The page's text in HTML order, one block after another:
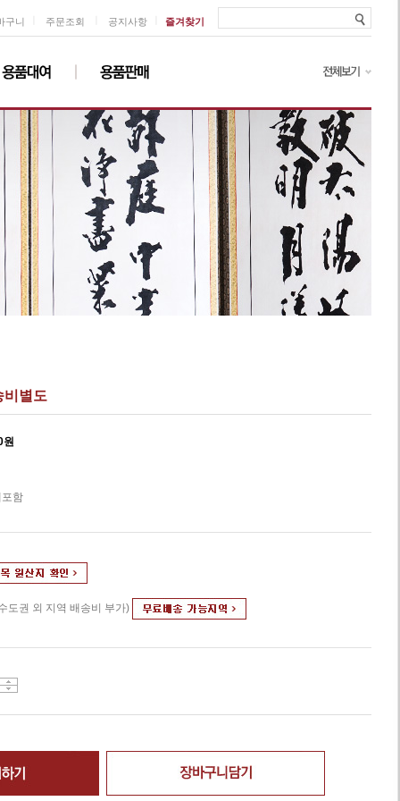
즐겨찾기
구니 주문조회 공지사항
비별도
원
함
도권 외 지역 배송비 부가)